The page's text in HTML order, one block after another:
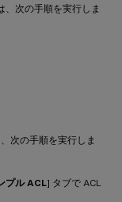
、次の手順を実行しま
次の手順を実行しま
プル ACL] タブで ACL